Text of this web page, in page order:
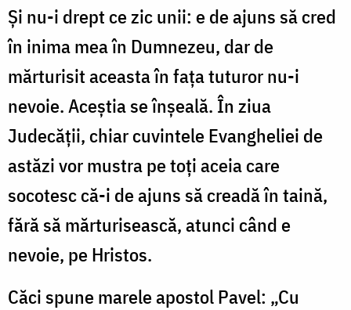
Şi nu-i drept ce zic unii: e de ajuns să cred
în inima mea în Dumnezeu, dar de
mărturisit aceasta în faţa tuturor nu-i
nevoie. Aceştia se înşeală. În ziua
Judecăţii, chiar cuvintele Evangheliei de
astăzi vor mustra pe toţi aceia care
socotesc că-i de ajuns să creadă în taină,
fără să mărturisească, atunci când e
nevoie, pe Hristos.
Căci spune marele apostol Pavel: „Cu